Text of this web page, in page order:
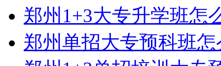
郑州1+3大专升学班怎
郑州单招大专预科班